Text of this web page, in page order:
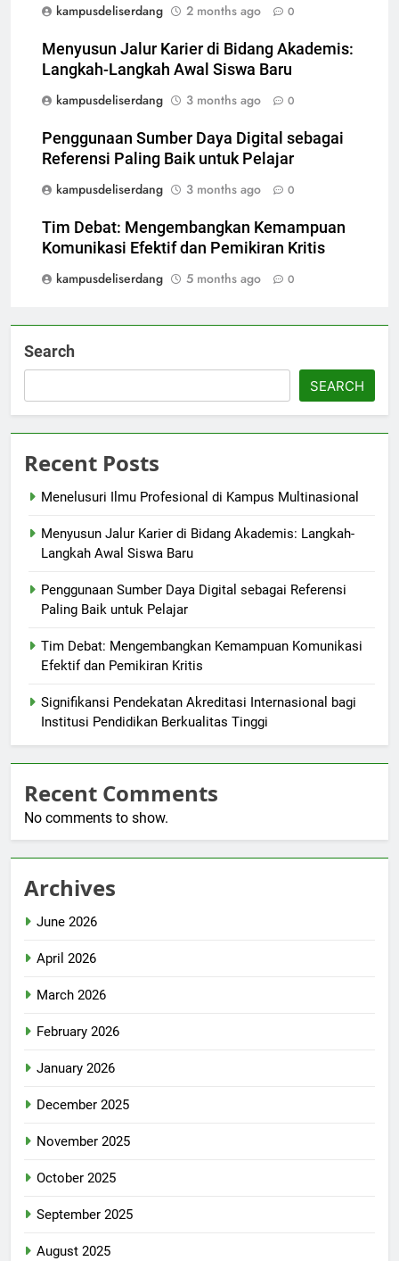
kampusdeliserdang
2 months ago 0
Menyusun Jalur Karier di Bidang Akademis:
Langkah-Langkah Awal Siswa Baru
kampusdeliserdang
3 months ago 0
Penggunaan Sumber Daya Digital sebagai
Referensi Paling Baik untuk Pelajar
kampusdeliserdang
3 months ago 0
Tim Debat: Mengembangkan Kemampuan
Komunikasi Efektif dan Pemikiran Kritis
kampusdeliserdang
5 months ago 0
Search
SEARCH
Recent Posts
Menelusuri Ilmu Profesional di Kampus Multinasional
Menyusun Jalur Karier di Bidang Akademis: Langkah-
Langkah Awal Siswa Baru
Penggunaan Sumber Daya Digital sebagai Referensi
Paling Baik untuk Pelajar
Tim Debat: Mengembangkan Kemampuan Komunikasi
Efektif dan Pemikiran Kritis
Signifikansi Pendekatan Akreditasi Internasional bagi
Institusi Pendidikan Berkualitas Tinggi
Recent Comments
No comments to show.
Archives
June 2026
April 2026
March 2026
February 2026
January 2026
December 2025
November 2025
October 2025
September 2025
August 2025